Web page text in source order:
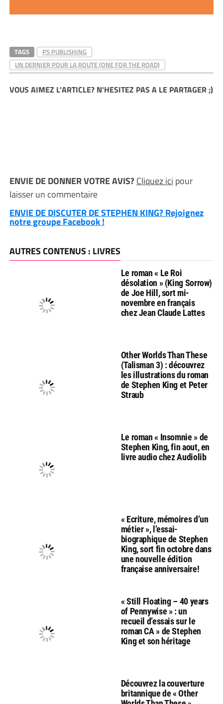
TAGS
PS PUBLISHING
UN DERNIER POUR LA ROUTE (ONE FOR THE ROAD)
VOUS AIMEZ L'ARTICLE? N'HESITEZ PAS A LE PARTAGER ;)
ENVIE DE DONNER VOTRE AVIS?Cliquez ici pour
laisser un commentaire
ENVIE DE DISCUTER DE STEPHEN KING? Rejoignez
notre groupe Facebook !
AUTRES CONTENUS : LIVRES
Le roman « Le Roi
désolation » (King Sorrow)
de Joe Hill, sort mi-
novembre en français
chez Jean Claude Lattes
Other Worlds Than These
(Talisman 3) : découvrez
les illustrations du roman
de Stephen King et Peter
Straub
Le roman « Insomnie » de
Stephen King, fin aout, en
livre audio chez Audiolib
« Ecriture, mémoires d’un
métier », l’essai-
biographique de Stephen
King, sort fin octobre dans
une nouvelle édition
française anniversaire!
« Still Floating – 40 years
of Pennywise » : un
recueil d’essais sur le
roman CA » de Stephen
King et son héritage
Découvrez la couverture
britannique de « Other